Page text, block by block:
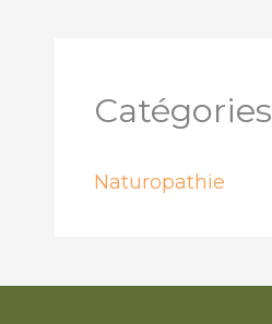
Catégories
Naturopathie